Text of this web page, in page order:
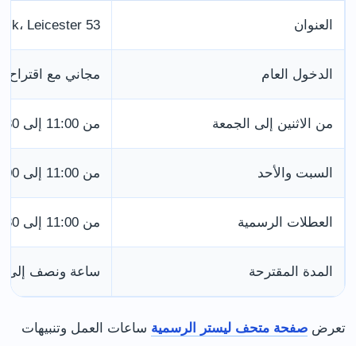
العنوان 53 New Walk، Leicester،
الدخول العام مجاني مع اقتراح
من الاثنين إلى الجمعة من 11:00 إلى 16:30
السبت والأحد من 11:00 إلى 17:00
العطلات الرسمية من 11:00 إلى 16:30
المدة المقترحة ساعة ونصف إلى
تعرض صفحة متحف ليستر الرسمية ساعات العمل وتنبيهات